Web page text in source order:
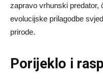
zapravo vrhunski predator,
evolucijske prilagodbe
prirode.
Porijeklo i